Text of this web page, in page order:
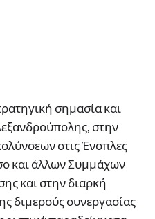
σημασία και
στην
στις Ένοπλες
και άλλων Συμμάχων
και στην διαρκή
διμερούς συνεργασίας